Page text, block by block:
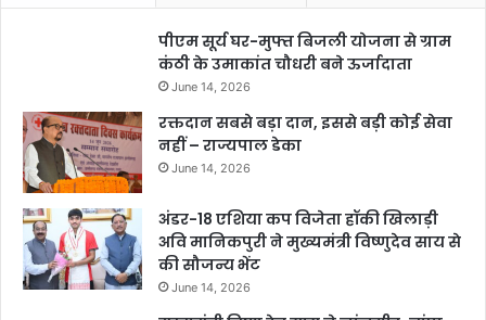
पीएम सूर्य घर-मुफ्त बिजली योजना से ग्राम
कंठी के उमाकांत चौधरी बने ऊर्जादाता
June 14, 2026
रक्तदान सबसे बड़ा दान, इससे बड़ी कोई सेवा
नहीं – राज्यपाल डेका
June 14, 2026
अंडर-18 एशिया कप विजेता हॉकी खिलाड़ी
अवि मानिकपुरी ने मुख्यमंत्री विष्णुदेव साय से
की सौजन्य भेंट
June 14, 2026